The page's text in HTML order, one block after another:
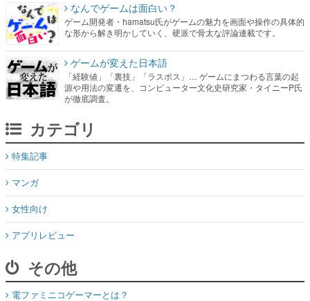
なんでゲームは面白い？
ゲーム開発者・hamatsu氏がゲームの魅力を画面や操作の具体的
な形から解き明かしていく、硬派で骨太な評論連載です。
ゲームが変えた日本語
「経験値」「裏技」「ラスボス」… ゲームにまつわる言葉の起
源や用法の変遷を、コンピューター文化史研究家・タイニーP氏
が徹底調査。
カテゴリ
特集記事
マンガ
女性向け
アプリレビュー
その他
電ファミニコゲーマーとは？